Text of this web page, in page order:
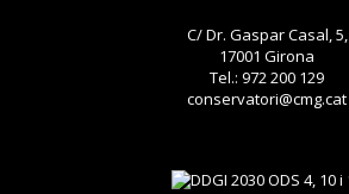
C/ Dr. Gaspar Casal, 5,
17001 Girona
Tel.: 972 200 129
conservatori@cmg.cat